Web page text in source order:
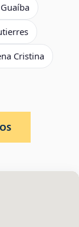
Cristina